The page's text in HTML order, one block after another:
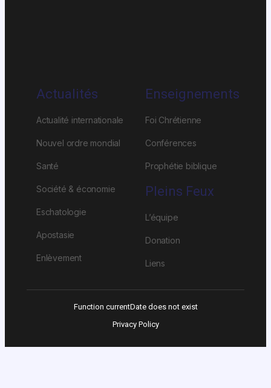
Actualités
Actualité internationale
Nouvel ordre mondial
Santé
Société & économie
Eschatologie
Apostasie
Enlèvement
Enseignements
Foi Chrétienne
Conférences
Prophétie biblique
Pleins Feux
L’équipe
Donation
Liens
Function currentDate does not exist
Privacy Policy